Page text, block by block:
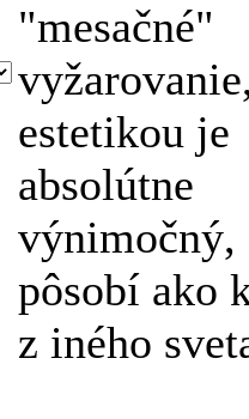
"mesačné"
estetikou je
absolútne
výnimočný,
pôsobí ako
z iného